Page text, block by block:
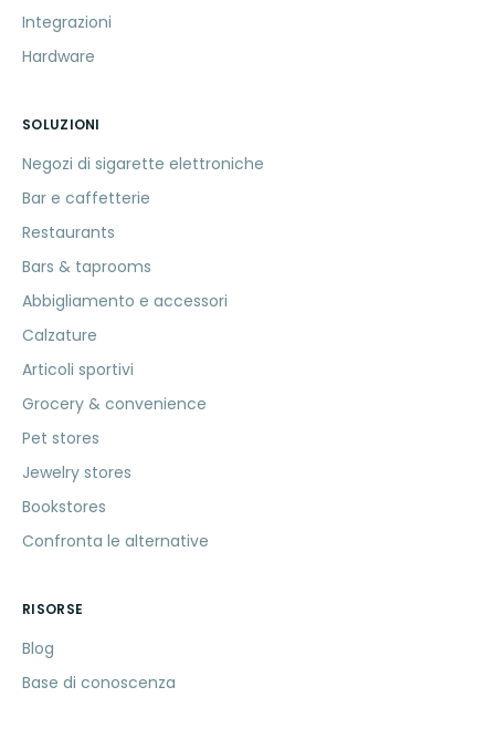
Integrazioni
Hardware
SOLUZIONI
Negozi di sigarette elettroniche
Bar e caffetterie
Restaurants
Bars & taprooms
Abbigliamento e accessori
Calzature
Articoli sportivi
Grocery & convenience
Pet stores
Jewelry stores
Bookstores
Confronta le alternative
RISORSE
Blog
Base di conoscenza